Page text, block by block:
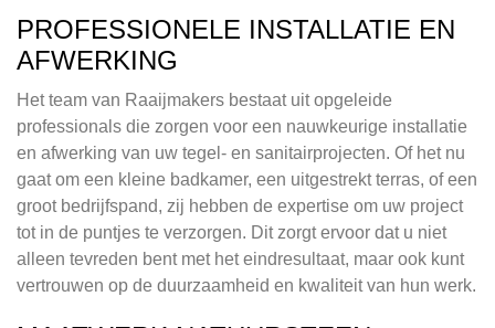
PROFESSIONELE INSTALLATIE EN
AFWERKING
Het team van Raaijmakers bestaat uit opgeleide
professionals die zorgen voor een nauwkeurige installatie
en afwerking van uw tegel- en sanitairprojecten. Of het nu
gaat om een kleine badkamer, een uitgestrekt terras, of een
groot bedrijfspand, zij hebben de expertise om uw project
tot in de puntjes te verzorgen. Dit zorgt ervoor dat u niet
alleen tevreden bent met het eindresultaat, maar ook kunt
vertrouwen op de duurzaamheid en kwaliteit van hun werk.